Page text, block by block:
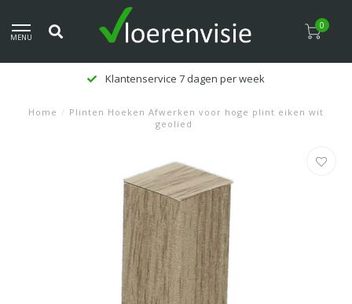
MENU
0
Klantenservice 7 dagen per week
Home / Plinten Hoeken Afwerken voor hoge plint eiken wit
geolied